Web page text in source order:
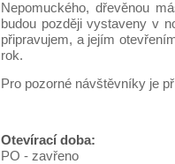
Nepomuckého, dřevěnou
budou později vystaveny v
připravujem, a jejím
rok.
Pro pozorné návštěvníky je
Otevírací doba:
PO - zavřeno